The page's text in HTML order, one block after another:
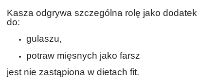
Kasza odgrywa szczególna rolę jako dodatek
do:
gulaszu,
potraw mięsnych jako farsz
jest nie zastąpiona w dietach fit.